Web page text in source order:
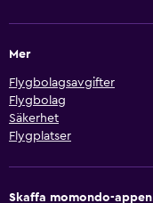
Mer
Flygbolagsavgifter
Flygbolag
Säkerhet
Flygplatser
Skaffa momondo-appen